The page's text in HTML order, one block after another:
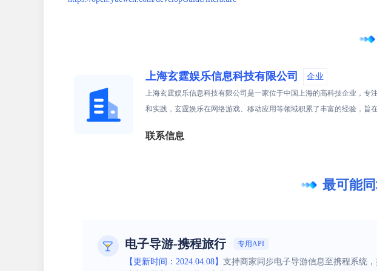
上海玄霆娱乐信息科技有限公司 企业
上海玄霆娱乐信息科技有限公司是一家位于中国上海的高科技企业，
和实践，玄霆娱乐在网络游戏、移动应用等领域积累了丰富的经验，旨
联系信息
最可能
电子导游-携程旅行 专用API
【更新时间：2024.04.08】 支持商家同步电子导游信息至携程系统